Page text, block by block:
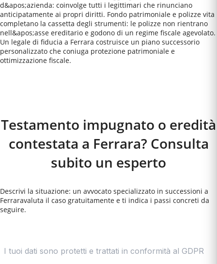
d&apos;azienda: coinvolge tutti i legittimari che rinunciano
anticipatamente ai propri diritti. Fondo patrimoniale e polizze vita
completano la cassetta degli strumenti: le polizze non rientrano
nell&apos;asse ereditario e godono di un regime fiscale agevolato.
Un legale di fiducia a Ferrara costruisce un piano successorio
personalizzato che coniuga protezione patrimoniale e
ottimizzazione fiscale.
Testamento impugnato o eredità
contestata a Ferrara? Consulta
subito un esperto
Descrivi la situazione: un avvocato specializzato in successioni a
Ferraravaluta il caso gratuitamente e ti indica i passi concreti da
seguire.